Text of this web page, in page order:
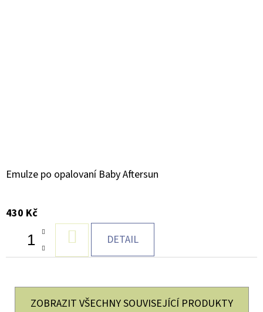
Emulze po opalovaní Baby Aftersun
430 Kč
KOŠÍKU
DETAIL
ZOBRAZIT VŠECHNY SOUVISEJÍCÍ PRODUKTY